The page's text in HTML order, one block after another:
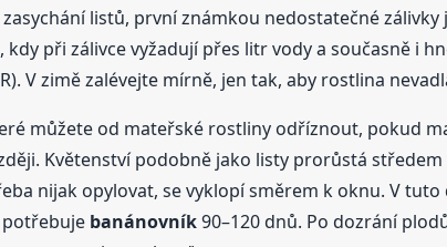
listů, první známkou nedostatečné zálivky
při zálivce vyžadují přes litr vody a současně i
V zimě zalévejte mírně, jen tak, aby rostlina
můžete od mateřské rostliny odříznout, pokud
Květenství podobně jako listy prorůstá
nijak opylovat, se vyklopí směrem k oknu. V
banánovník90–120 dnů. Po dozrání